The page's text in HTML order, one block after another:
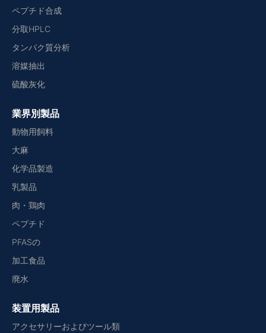
ペプチド合成
分取HPLC
タンパク質分析
溶媒抽出
硫酸灰化
業界別製品
動物用飼料
大麻
化学品製造
乳製品
肉・鶏肉
ペプチド
PFASの
加工食品
廃水
装置用製品
アクセサリーおよびツール類